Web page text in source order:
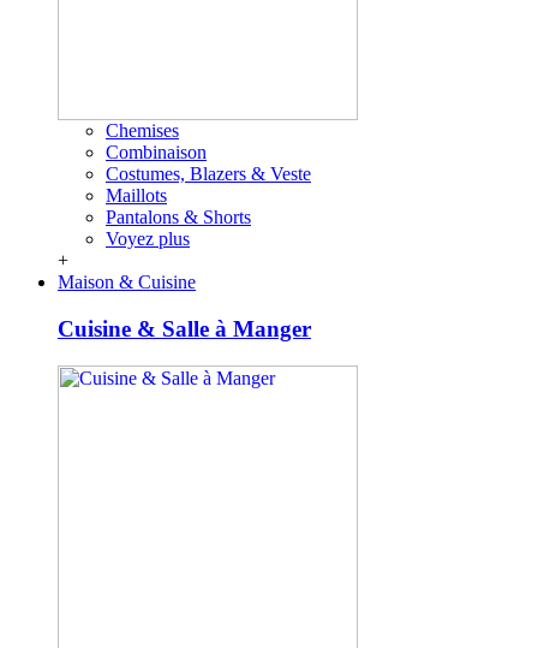
Chemises
Combinaison
Costumes, Blazers & Veste
Maillots
Pantalons & Shorts
Voyez plus
+
Maison & Cuisine
Cuisine & Salle à Manger